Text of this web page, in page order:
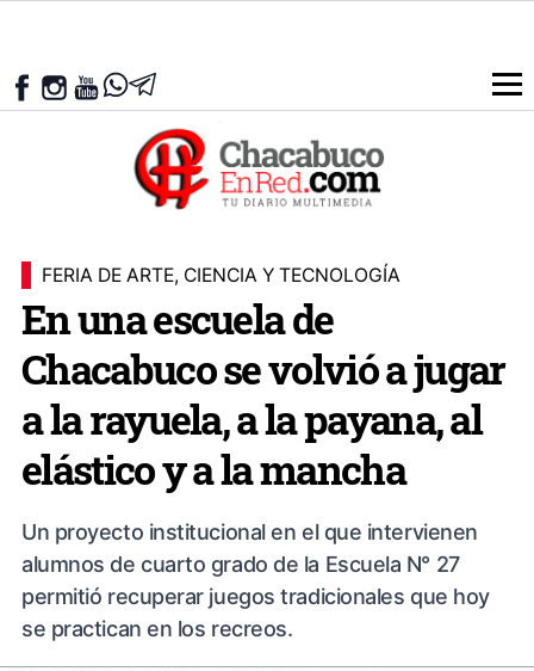
FERIA DE ARTE, CIENCIA Y TECNOLOGÍA
En una escuela de
Chacabuco se volvió a jugar
a la rayuela, a la payana, al
elástico y a la mancha
Un proyecto institucional en el que intervienen
alumnos de cuarto grado de la Escuela N° 27
permitió recuperar juegos tradicionales que hoy
se practican en los recreos.